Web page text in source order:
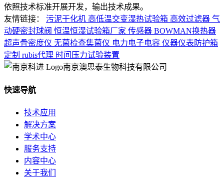
依照技术标准开展开发，输出技术成果。
友情链接：
污泥干化机 高低温交变湿热试验箱 高效过滤器 气
动硬密封球阀 恒温恒湿试验箱厂家 传感器 BOWMAN换热器
超声骨密度仪 无菌检查集菌仪 电力电子电容 仪器仪表防护箱
定制 rubis代理 时间压力试验装置
南京澳思泰生物科技有限公司
快速导航
技术应用
解决方案
学术中心
服务支持
内容中心
关于我们